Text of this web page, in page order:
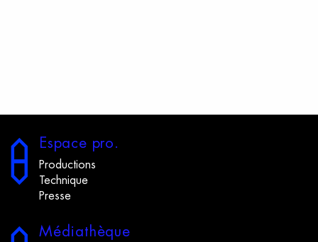
Espace pro.
Productions
Technique
Presse
Médiathèque